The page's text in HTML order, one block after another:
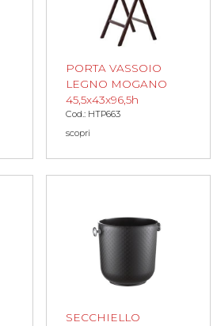
PORTA VASSOIO
LEGNO MOGANO
45,5x43x96,5h
Cod.: HTP663
scopri
SECCHIELLO